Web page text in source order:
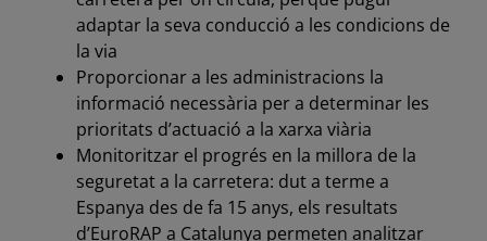
adaptar la seva conducció a les condicions de
la via
Proporcionar a les administracions la
informació necessària per a determinar les
prioritats d’actuació a la xarxa viària
Monitoritzar el progrés en la millora de la
seguretat a la carretera: dut a terme a
Espanya des de fa 15 anys, els resultats
d’EuroRAP a Catalunya permeten analitzar